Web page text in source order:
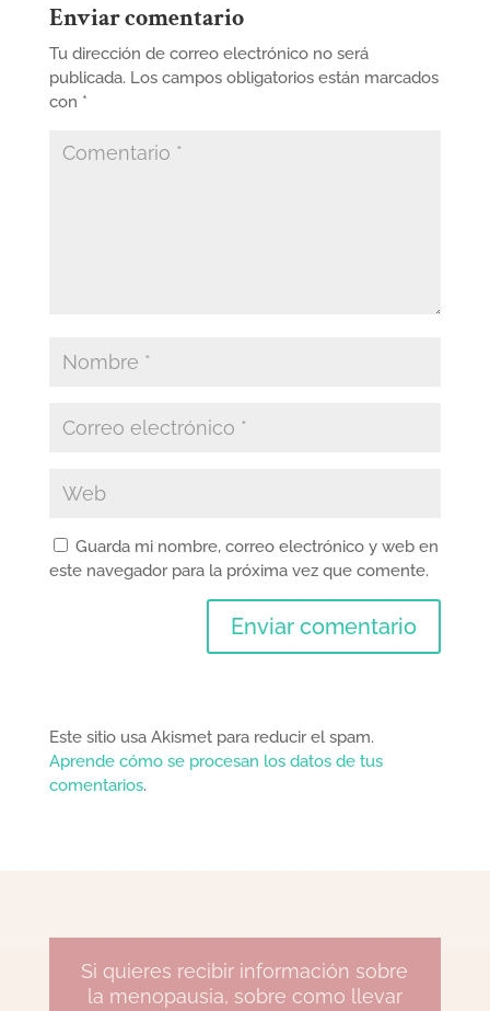
Enviar comentario
Tu dirección de correo electrónico no será
publicada. Los campos obligatorios están marcados
con *
Guarda mi nombre, correo electrónico y web en
este navegador para la próxima vez que comente.
Este sitio usa Akismet para reducir el spam.
Aprende cómo se procesan los datos de tus
comentarios.
Si quieres recibir información sobre
la menopausia, sobre como llevar